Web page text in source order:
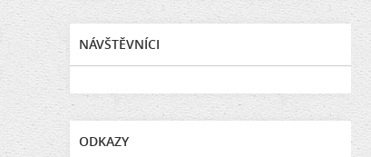
NÁVŠTĚVNÍCI
ODKAZY